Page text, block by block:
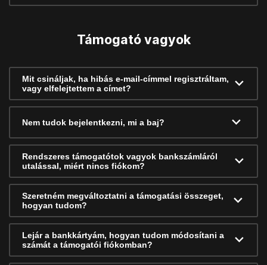
Támogató vagyok
Mit csináljak, ha hibás e-mail-címmel regisztráltam,
vagy elfelejtettem a címet?
Nem tudok bejelentkezni, mi a baj?
Rendszeres támogatótok vagyok bankszámláról
utalással, miért nincs fiókom?
Szeretném megváltoztatni a támogatási összeget,
hogyan tudom?
Lejár a bankkártyám, hogyan tudom módosítani a
számát a támogatói fiókomban?